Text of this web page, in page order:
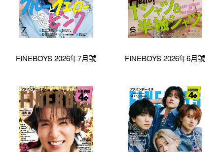
FINEBOYS 2026年7月號 FINEBOYS 2026年6月號